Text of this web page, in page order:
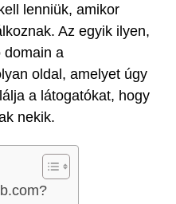
lenniük, amikor
Az egyik ilyen,
domain a
oldal, amelyet úgy
a látogatókat, hogy
nekik.